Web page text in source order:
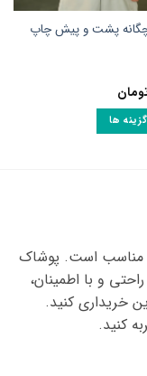
پشت و پیش چاپ
ها
مناسب است. پوشاک
و با اطمینان،
خریداری کنید.
کنید.